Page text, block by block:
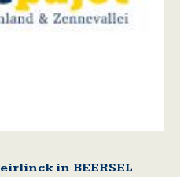
in BEERSEL